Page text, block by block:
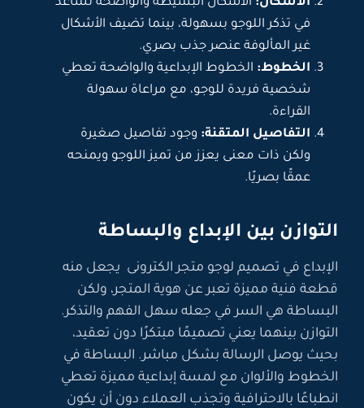
في تذكر اللوجو بسهولة، بينما تضيف الأشكال
غير المألوفة عنصر جذب بصري.
الخطوط: الخطوط الإبداعية والواضحة تعطي
شخصية فريدة للوجو، مع مراعاة سهولة
القراءة.
التفاصيل المتقنة: وجود تفاصيل صغيرة
ولكن ذات معنى يعزز من تميز اللوجو ويمنحه
عمقًا بصريًا.
التوازن بين الإبداع والبساطة
الإبداع في تصميم لوجو متجر الكترونى يجعل منه
قطعة فنية مميزة تعبر عن هوية المتجر، ولكن
البساطة هي السر في جعله سهل الفهم والتذكر.
التوازن بينهما يعني تصميمًا مبتكرًا دون تعقيد،
بحيث يوصل الرسالة بشكل مباشر. البساطة في
الخطوط والألوان مع لمسة إبداعية مميزة تعطي
انطباعًا بالاحترافية وتجذب العملاء دون أن يكون